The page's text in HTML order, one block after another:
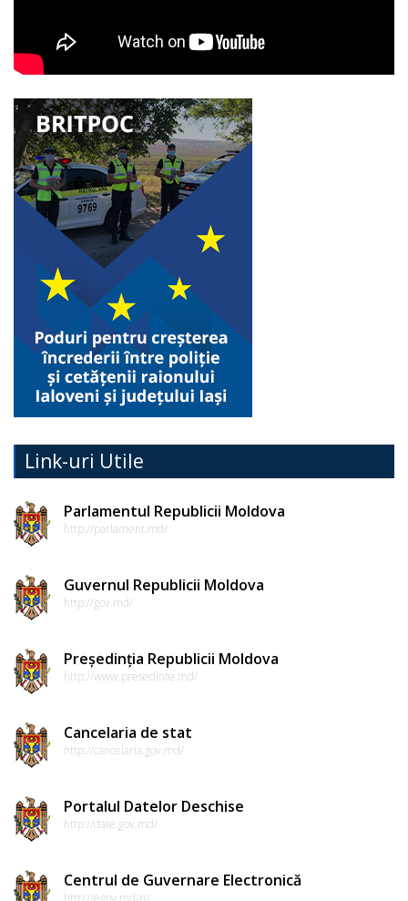
Link-uri Utile
Parlamentul Republicii Moldova
http://parlament.md/
Guvernul Republicii Moldova
http://gov.md/
Președinția Republicii Moldova
http://www.presedinte.md/
Cancelaria de stat
http://cancelaria.gov.md/
Portalul Datelor Deschise
http://date.gov.md/
Centrul de Guvernare Electronică
http://egov.md/ro